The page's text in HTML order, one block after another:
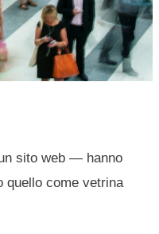
sito web — hanno
quello come vetrina